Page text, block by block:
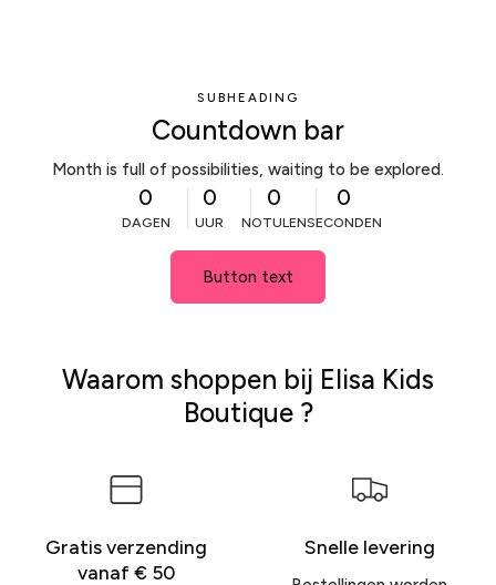
SUBHEADING
Countdown bar
Month is full of possibilities, waiting to be explored.
0
DAGEN
0
UUR
0
NOTULEN
0
SECONDEN
Button text
Waarom shoppen bij Elisa Kids
Boutique ?
Gratis verzending
vanaf € 50
Snelle levering